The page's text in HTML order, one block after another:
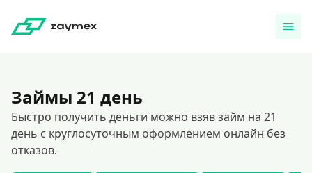
Займы 21 день
Быстро получить деньги можно взяв займ на 21
день с круглосуточным оформлением онлайн без
отказов.